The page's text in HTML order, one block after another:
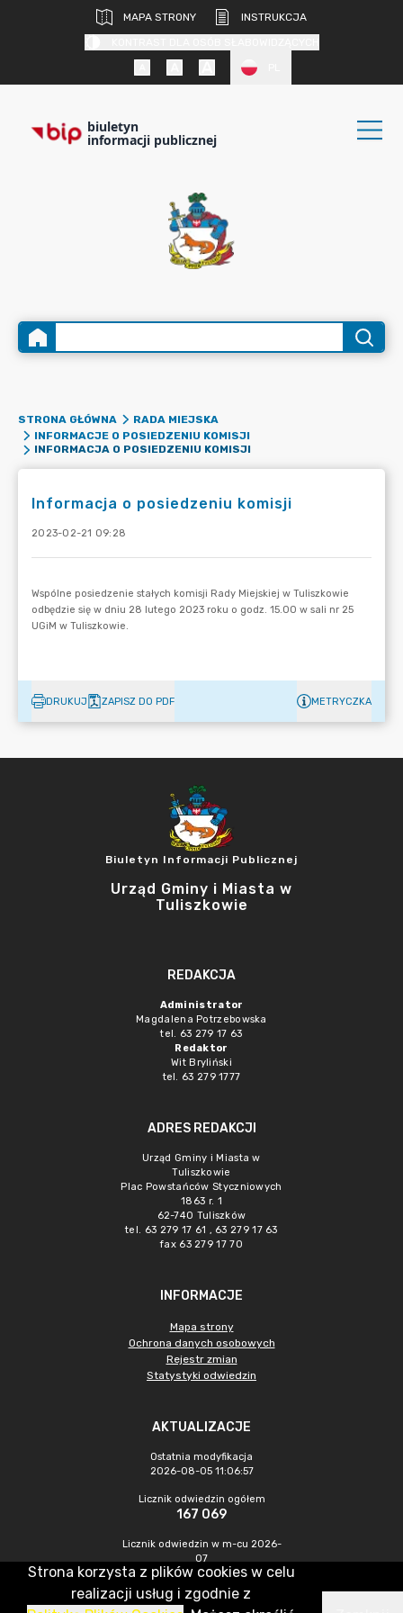
MAPA STRONY
INSTRUKCJA
biuletyn
informacji publicznej
STRONA GŁÓWNA
RADA MIEJSKA
INFORMACJE O POSIEDZENIU KOMISJI
INFORMACJA O POSIEDZENIU KOMISJI
Informacja o posiedzeniu komisji
2023-02-21 09:28
DRUKUJ ZAPISZ DO PDF METRYCZKA
Biuletyn Informacji Publicznej
Urząd Gminy i Miasta w
Tuliszkowie
REDAKCJA
Administrator
Magdalena Potrzebowska
tel. 63 279 17 63
Redaktor
Wit Bryliński
tel. 63 279 1777
ADRES REDAKCJI
Urząd Gminy i Miasta w
Tuliszkowie
Plac Powstańców Styczniowych
1863 r. 1
62-740 Tuliszków
tel. 63 279 17 61 , 63 279 17 63
fax 63 279 17 70
INFORMACJE
Mapa strony
Ochrona danych osobowych
Rejestr zmian
Statystyki odwiedzin
AKTUALIZACJE
Ostatnia modyfikacja
2026-08-05 11:06:57
Licznik odwiedzin ogółem
167 069
Licznik odwiedzin w m-cu 2026-
07
467
Strona korzysta z plików cookies w celu
realizacji usług i zgodnie z